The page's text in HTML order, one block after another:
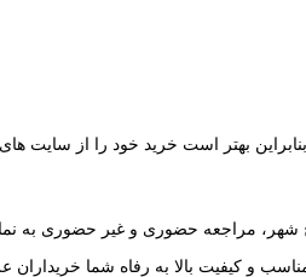
بهتر است خرید خود را از سایت های
مراجعه حضوری و غیر حضوری به
و کیفیت بالا به رفاه شما خریداران